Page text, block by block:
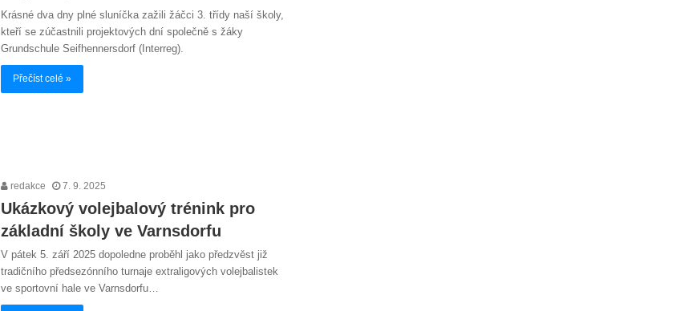
Krásné dva dny plné sluníčka zažili žáčci 3. třídy naší školy,
kteří se zúčastnili projektových dní společně s žáky
Grundschule Seifhennersdorf (Interreg).
Přečíst celé »
redakce 7. 9. 2025
Ukázkový volejbalový trénink pro
základní školy ve Varnsdorfu
V pátek 5. září 2025 dopoledne proběhl jako předzvěst již
tradičního předsezónního turnaje extraligových volejbalistek
ve sportovní hale ve Varnsdorfu…